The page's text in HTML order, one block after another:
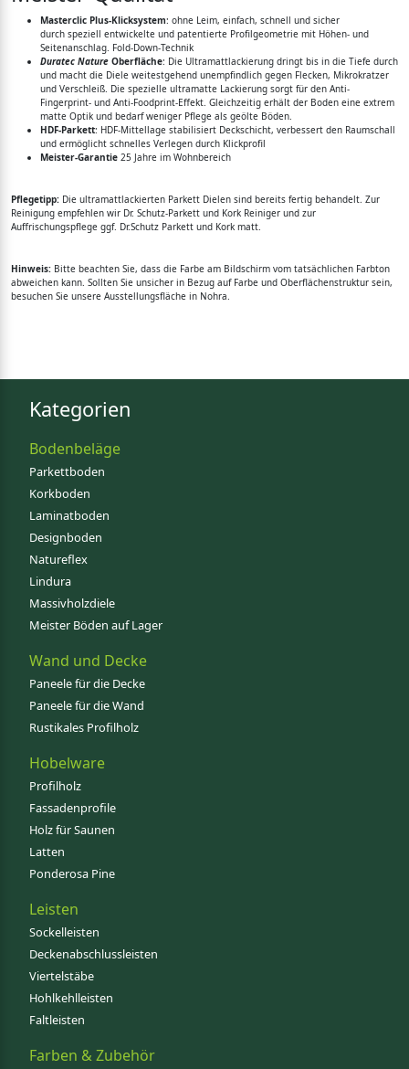
Masterclic Plus-Klicksystem: ohne Leim, einfach, schnell und sicher
durch speziell entwickelte und patentierte Profilgeometrie mit Höhen- und
Seitenanschlag. Fold-Down-Technik
Duratec Nature Oberfläche: Die Ultramattlackierung dringt bis in die Tiefe durch
und macht die Diele weitestgehend unempfindlich gegen Flecken, Mikrokratzer
und Verschleiß. Die spezielle ultramatte Lackierung sorgt für den Anti-
Fingerprint- und Anti-Foodprint-Effekt. Gleichzeitig erhält der Boden eine extrem
matte Optik und bedarf weniger Pflege als geölte Böden.
HDF-Parkett: HDF-Mittellage stabilisiert Deckschicht, verbessert den Raumschall
und ermöglicht schnelles Verlegen durch Klickprofil
Meister-Garantie 25 Jahre im Wohnbereich
Pflegetipp: Die ultramattlackierten Parkett Dielen sind bereits fertig behandelt. Zur
Reinigung empfehlen wir Dr. Schutz-Parkett und Kork Reiniger und zur
Auffrischungspflege ggf. Dr.Schutz Parkett und Kork matt.
Hinweis: Bitte beachten Sie, dass die Farbe am Bildschirm vom tatsächlichen Farbton
abweichen kann. Sollten Sie unsicher in Bezug auf Farbe und Oberflächenstruktur sein,
besuchen Sie unsere Ausstellungsfläche in Nohra.
Kategorien
Bodenbeläge
Parkettboden
Korkboden
Laminatboden
Designboden
Natureflex
Lindura
Massivholzdiele
Meister Böden auf Lager
Wand und Decke
Paneele für die Decke
Paneele für die Wand
Rustikales Profilholz
Hobelware
Profilholz
Fassadenprofile
Holz für Saunen
Latten
Ponderosa Pine
Leisten
Sockelleisten
Deckenabschlussleisten
Viertelstäbe
Hohlkehlleisten
Faltleisten
Farben & Zubehör